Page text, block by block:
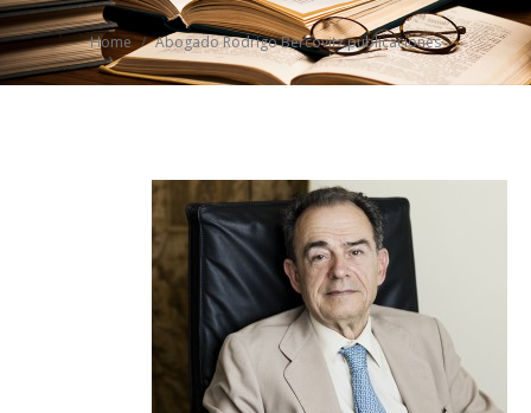
You are here:
Home Abogado Rodrigo Bercovitz publicaciones